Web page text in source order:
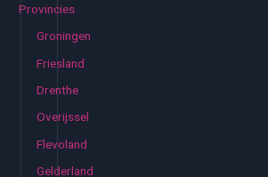
Provincies
Groningen
Friesland
Drenthe
Overijssel
Flevoland
Gelderland